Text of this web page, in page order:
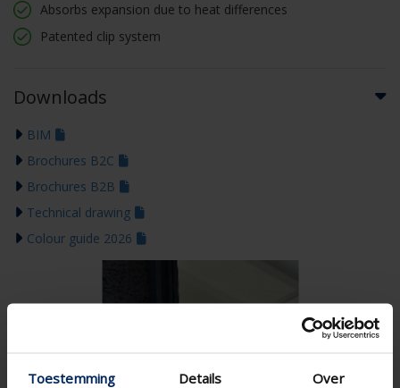
Toestemming Details Over
Absorbs expansion due to heat differences
Patented clip system
Downloads
BIM
Brochures B2C
Brochures B2B
Technical drawing
Colour guide 2026